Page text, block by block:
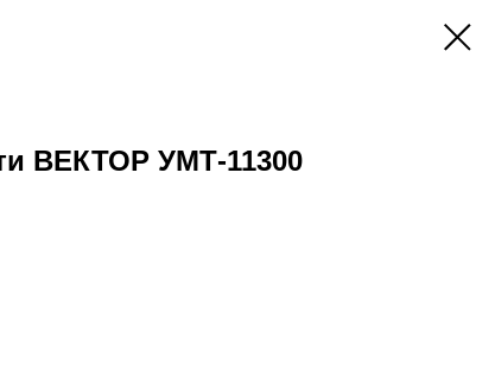
ВЕКТОР УМТ-11300